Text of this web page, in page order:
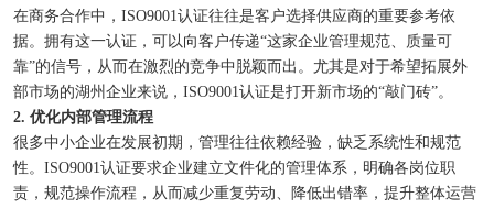
在商务合作中，ISO9001认证往往是客户选择供应商的重要参考依
据。拥有这一认证，可以向客户传递“这家企业管理规范、质量可
靠”的信号，从而在激烈的竞争中脱颖而出。尤其是对于希望拓展外
部市场的湖州企业来说，ISO9001认证是打开新市场的“敲门砖”。
2. 优化内部管理流程
很多中小企业在发展初期，管理往往依赖经验，缺乏系统性和规范
性。ISO9001认证要求企业建立文件化的管理体系，明确各岗位职
责，规范操作流程，从而减少重复劳动、降低出错率，提升整体运营